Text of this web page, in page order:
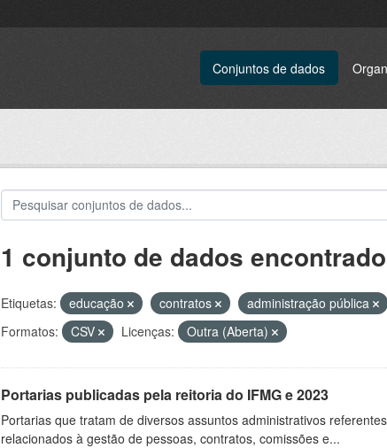
Conjuntos de dados
1 conjunto de dados encontrado
Etiquetas: educação contratos
administração pública
Formatos:
CSV Licenças: Outra (Aberta)
Portarias publicadas pela reitoria do IFMG e 2023
Portarias que tratam de diversos assuntos administrativos
relacionados à gestão de pessoas, contratos, comissões e...